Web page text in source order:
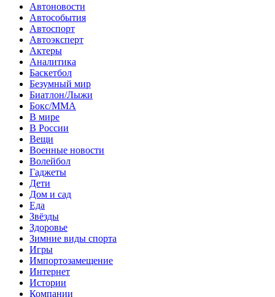
Автоновости
Автособытия
Автоспорт
Автоэксперт
Актеры
Аналитика
Баскетбол
Безумный мир
Биатлон/Лыжи
Бокс/MMA
В мире
В России
Вещи
Военные новости
Волейбол
Гаджеты
Дети
Дом и сад
Еда
Звёзды
Здоровье
Зимние виды спорта
Игры
Импортозамещение
Интернет
Истории
Компании